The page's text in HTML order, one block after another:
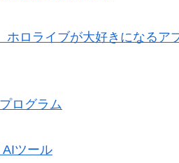
ロライブが大好きになるア
ログラム
ツール